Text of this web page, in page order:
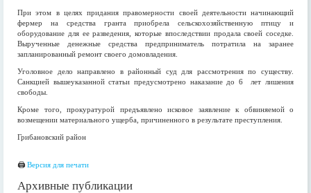
При этом в целях придания правомерности своей деятельности начинающий
фермер на средства гранта приобрела сельскохозяйственную птицу и
оборудование для ее разведения, которые впоследствии продала своей соседке.
Вырученные денежные средства предприниматель потратила на заранее
запланированный ремонт своего домовладения.
Уголовное дело направлено в районный суд для рассмотрения по существу.
Санкцией вышеуказанной статьи предусмотрено наказание до 6 лет лишения
свободы.
Кроме того, прокуратурой предъявлено исковое заявление к обвиняемой о
возмещении материального ущерба, причиненного в результате преступления.
Грибановский район
🖨 Версия для печати
Архивные публикации